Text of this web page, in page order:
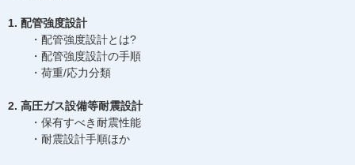
1. 配管強度設計
・配管強度設計とは?
・配管強度設計の手順
・荷重/応力分類
2. 高圧ガス設備等耐震設計
・保有すべき耐震性能
・耐震設計手順ほか